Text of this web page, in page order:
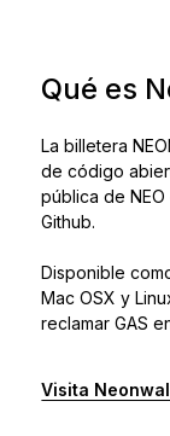
Qué es
La billetera
de código
pública de
Github.
Disponible
Mac OSX y
reclamar GAS
Visita